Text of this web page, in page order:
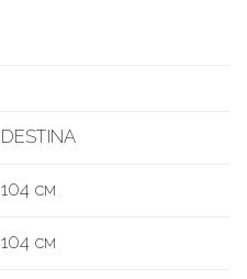
DESTINA
104 см
104 см